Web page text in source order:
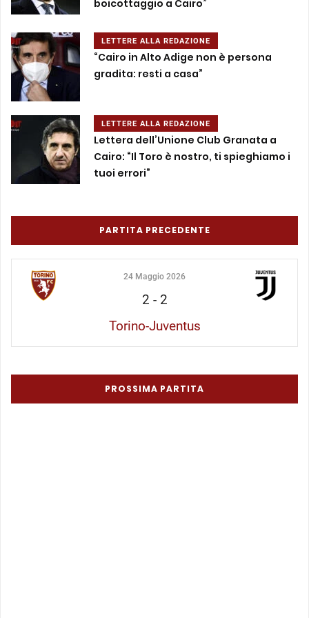
boicottaggio a Cairo”
LETTERE ALLA REDAZIONE
“Cairo in Alto Adige non è persona
gradita: resti a casa”
LETTERE ALLA REDAZIONE
Lettera dell’Unione Club Granata a
Cairo: “Il Toro è nostro, ti spieghiamo i
tuoi errori”
PARTITA PRECEDENTE
24 Maggio 2026
2 - 2
Torino-Juventus
PROSSIMA PARTITA